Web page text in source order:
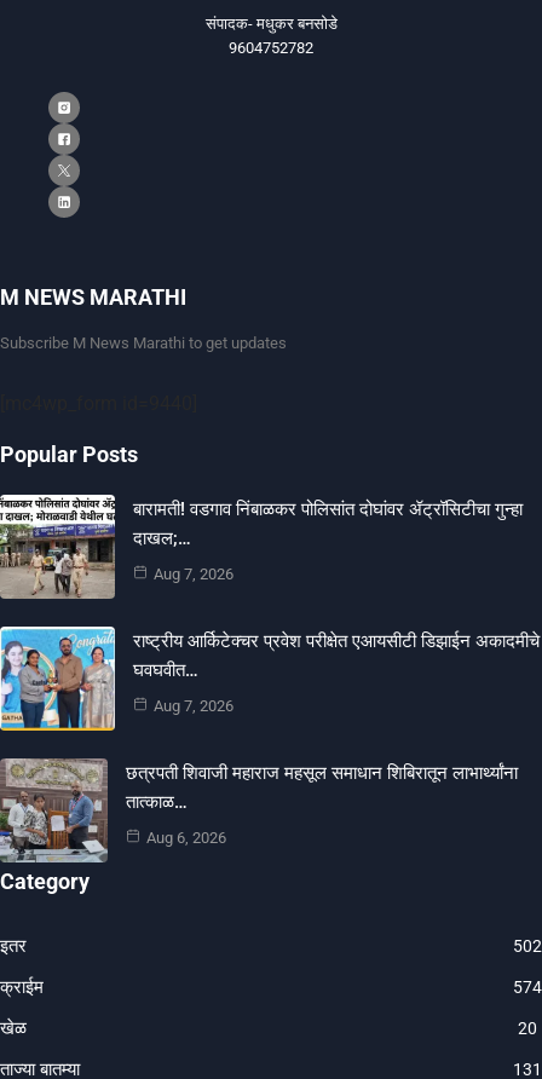
संपादक- मधुकर बनसोडे
9604752782
M NEWS MARATHI
Subscribe M News Marathi to get updates
Popular Posts
बारामती! वडगाव निंबाळकर पोलिसांत दोघांवर ॲट्रॉसिटीचा गुन्हा
दाखल;…
Aug 7, 2026
राष्ट्रीय आर्किटेक्चर प्रवेश परीक्षेत एआयसीटी डिझाईन अकादमीचे
घवघवीत…
Aug 7, 2026
छत्रपती शिवाजी महाराज महसूल समाधान शिबिरातून लाभार्थ्यांना
तात्काळ…
Aug 6, 2026
Category
इतर 502
क्राईम 574
खेळ 20
ताज्या बातम्या 131